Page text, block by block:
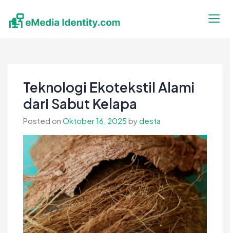
content
Teknologi Ekotekstil Alami
dari Sabut Kelapa
Posted on Oktober 16, 2025 bydesta